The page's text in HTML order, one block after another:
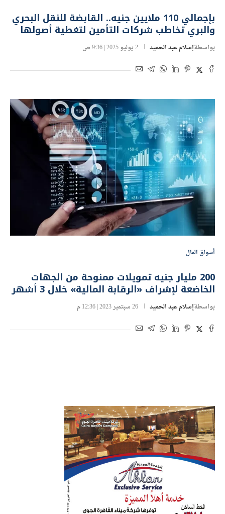
بإجمالي 110 ملايين جنيه.. القابضة للنقل البحري
والبري تخاطب شركات التأمين لتغطية أصولها
بواسطةإسلام عبد الحميد 2 يوليو 2025 | 9:36 ص
أسواق المال
200 مليار جنيه تمويلات ممنوحة من الجهات
الخاضعة لإشراف «الرقابة المالية» خلال 3 أشهر
بواسطةإسلام عبد الحميد 26 سبتمبر 2023 | 12:36 م